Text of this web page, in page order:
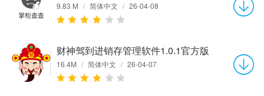
9.83 M / 简体中文 / 26-04-08
财神驾到进销存管理软件1.0.1官方版
16.4M / 简体中文 / 26-04-07